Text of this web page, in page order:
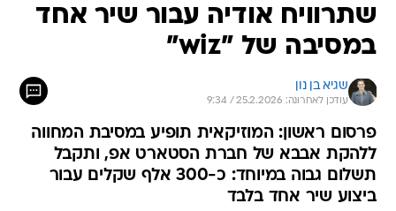
שתרוויח אודיה עבור שיר אחד
במסיבה של "wiz"
שגיא בן נון
עודכן לאחרונה: 25.2.2026 / 9:34
פרסום ראשון: המוזיקאית תופיע במסיבת המחווה
ללהקת אבבא של חברת הסטארט אפ, ותקבל
תשלום גבוה במיוחד: כ-300 אלף שקלים עבור
ביצוע שיר אחד בלבד